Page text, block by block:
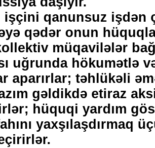
işçini qanunsuz işdən
qədər onun
müqavilələr
uğrunda hökumətlə
aparırlar; təhlükəli
gəldikdə etiraz
hüquqi yardım
yaxşılaşdırmaq